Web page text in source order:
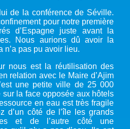
de la conférence de Séville.
pour notre première
d’Espagne juste avant la
Nous aurions dû avoir la
n’a pas pu avoir lieu.
nous est la réutilisation des
relation avec le Maire d’Ajim
une petite ville de 25 000
sur la face opposée aux hôtels
en eau est très fragile
d’un côté de l’île les grands
et de l’autre côté une